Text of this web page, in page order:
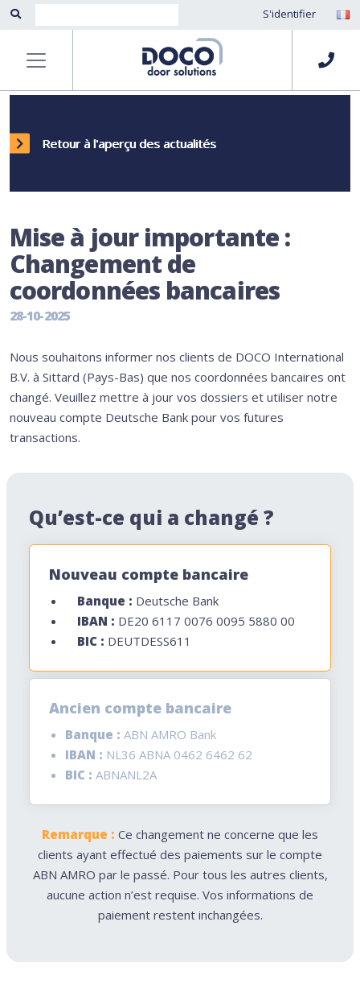
S'identifier
Retour à l'aperçu des actualités
Mise à jour importante :
Changement de
coordonnées bancaires
28-10-2025
Nous souhaitons informer nos clients de DOCO International
B.V. à Sittard (Pays-Bas) que nos coordonnées bancaires ont
changé. Veuillez mettre à jour vos dossiers et utiliser notre
nouveau compte Deutsche Bank pour vos futures
transactions.
Qu’est-ce qui a changé ?
Nouveau compte bancaire
Banque : Deutsche Bank
IBAN : DE20 6117 0076 0095 5880 00
BIC : DEUTDESS611
Ancien compte bancaire
Banque : ABN AMRO Bank
IBAN : NL36 ABNA 0462 6462 62
BIC : ABNANL2A
Remarque : Ce changement ne concerne que les
clients ayant effectué des paiements sur le compte
ABN AMRO par le passé. Pour tous les autres clients,
aucune action n’est requise. Vos informations de
paiement restent inchangées.